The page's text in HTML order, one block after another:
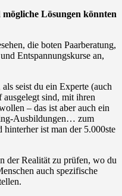
Lösungen könnten
die boten Paarberatung,
Entspannungskurse an,
seist du ein Experte (auch
sind, mit ihren
– das ist aber auch ein
Ausbildungen… zum
ist man der 5.000ste
der Realität zu prüfen, wo du
auch spezifische